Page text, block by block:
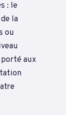
: le
la
ou
aux